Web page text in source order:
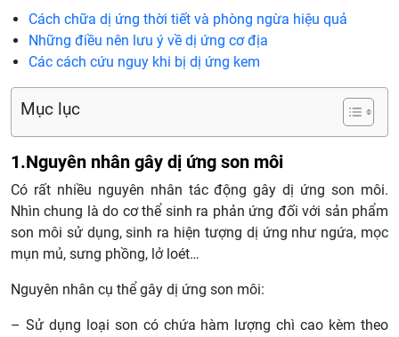
Cách chữa dị ứng thời tiết và phòng ngừa hiệu quả
Những điều nên lưu ý về dị ứng cơ địa
Các cách cứu nguy khi bị dị ứng kem
Mục lục
1.Nguyên nhân gây dị ứng son môi
Có rất nhiều nguyên nhân tác động gây dị ứng son môi.
Nhìn chung là do cơ thể sinh ra phản ứng đối với sản phẩm
son môi sử dụng, sinh ra hiện tượng dị ứng như ngứa, mọc
mụn mủ, sưng phồng, lở loét…
Nguyên nhân cụ thể gây dị ứng son môi:
– Sử dụng loại son có chứa hàm lượng chì cao kèm theo